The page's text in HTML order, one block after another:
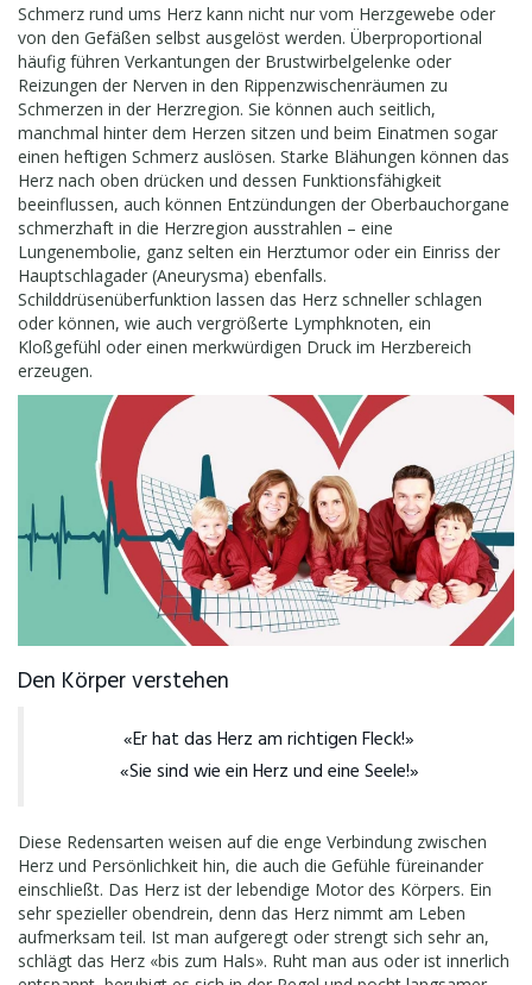
Schmerz rund ums Herz kann nicht nur vom Herzgewebe oder
von den Gefäßen selbst ausgelöst werden. Überproportional
häufig führen Verkantungen der Brustwirbelgelenke oder
Reizungen der Nerven in den Rippenzwischenräumen zu
Schmerzen in der Herzregion. Sie können auch seitlich,
manchmal hinter dem Herzen sitzen und beim Einatmen sogar
einen heftigen Schmerz auslösen. Starke Blähungen können das
Herz nach oben drücken und dessen Funktionsfähigkeit
beeinflussen, auch können Entzündungen der Oberbauchorgane
schmerzhaft in die Herzregion ausstrahlen – eine
Lungenembolie, ganz selten ein Herztumor oder ein Einriss der
Hauptschlagader (Aneurysma) ebenfalls.
Schilddrüsenüberfunktion lassen das Herz schneller schlagen
oder können, wie auch vergrößerte Lymphknoten, ein
Kloßgefühl oder einen merkwürdigen Druck im Herzbereich
erzeugen.
Den Körper verstehen
«Er hat das Herz am richtigen Fleck!»
«Sie sind wie ein Herz und eine Seele!»
Diese Redensarten weisen auf die enge Verbindung zwischen
Herz und Persönlichkeit hin, die auch die Gefühle füreinander
einschließt. Das Herz ist der lebendige Motor des Körpers. Ein
sehr spezieller obendrein, denn das Herz nimmt am Leben
aufmerksam teil. Ist man aufgeregt oder strengt sich sehr an,
schlägt das Herz «bis zum Hals». Ruht man aus oder ist innerlich